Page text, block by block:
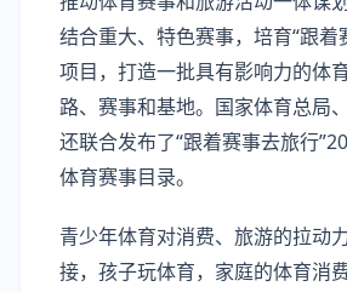
结合重大、特色赛事，培育“跟着
项目，打造一批具有影响力的体
路、赛事和基地。国家体育总局
还联合发布了“跟着赛事去旅行
体育赛事目录。
青少年体育对消费、旅游的拉动
接，孩子玩体育，家庭的体育消